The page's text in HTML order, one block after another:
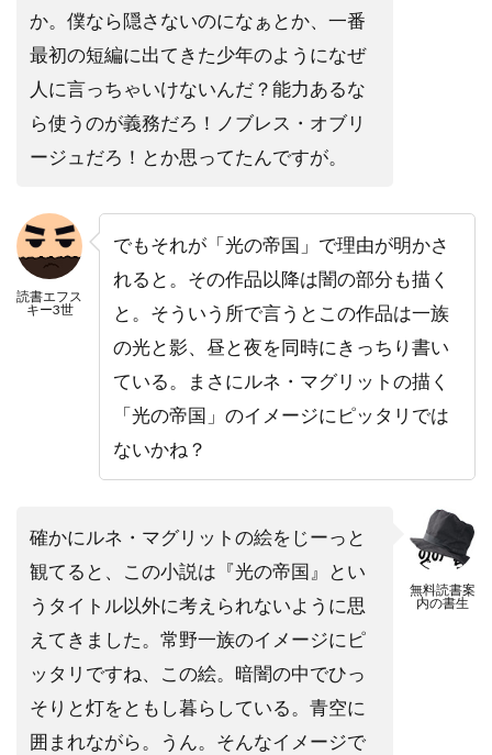
か。僕なら隠さないのになぁとか、一番
最初の短編に出てきた少年のようになぜ
人に言っちゃいけないんだ？能力あるな
ら使うのが義務だろ！ノブレス・オブリ
ージュだろ！とか思ってたんですが。
読書エフス
キー3世
でもそれが「光の帝国」で理由が明かさ
れると。その作品以降は闇の部分も描く
と。そういう所で言うとこの作品は一族
の光と影、昼と夜を同時にきっちり書い
ている。まさにルネ・マグリットの描く
「光の帝国」のイメージにピッタリでは
ないかね？
無料読書案
内の書生
確かにルネ・マグリットの絵をじーっと
観てると、この小説は『光の帝国』とい
うタイトル以外に考えられないように思
えてきました。常野一族のイメージにピ
ッタリですね、この絵。暗闇の中でひっ
そりと灯をともし暮らしている。青空に
囲まれながら。うん。そんなイメージで